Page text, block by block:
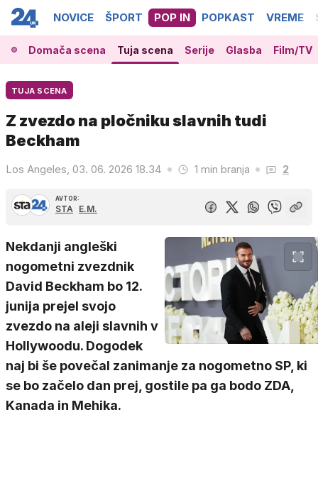
NOVICE ŠPORT POP IN POPKAST VREME
Domača scena Tuja scena Serije Glasba Film/TV
TUJA SCENA
Z zvezdo na pločniku slavnih tudi
Beckham
Los Angeles, 03. 06. 2026 18.34 1 min branja 2
AVTOR:
STA E.M.
Nekdanji angleški
nogometni zvezdnik
David Beckham bo 12.
junija prejel svojo
zvezdo na aleji slavnih v
Hollywoodu. Dogodek
naj bi še povečal zanimanje za nogometno SP, ki
se bo začelo dan prej, gostile pa ga bodo ZDA,
Kanada in Mehika.